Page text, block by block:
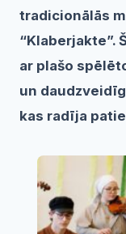
tradicionālās
“Klaberjakte”.
ar plašo
un
kas radīja